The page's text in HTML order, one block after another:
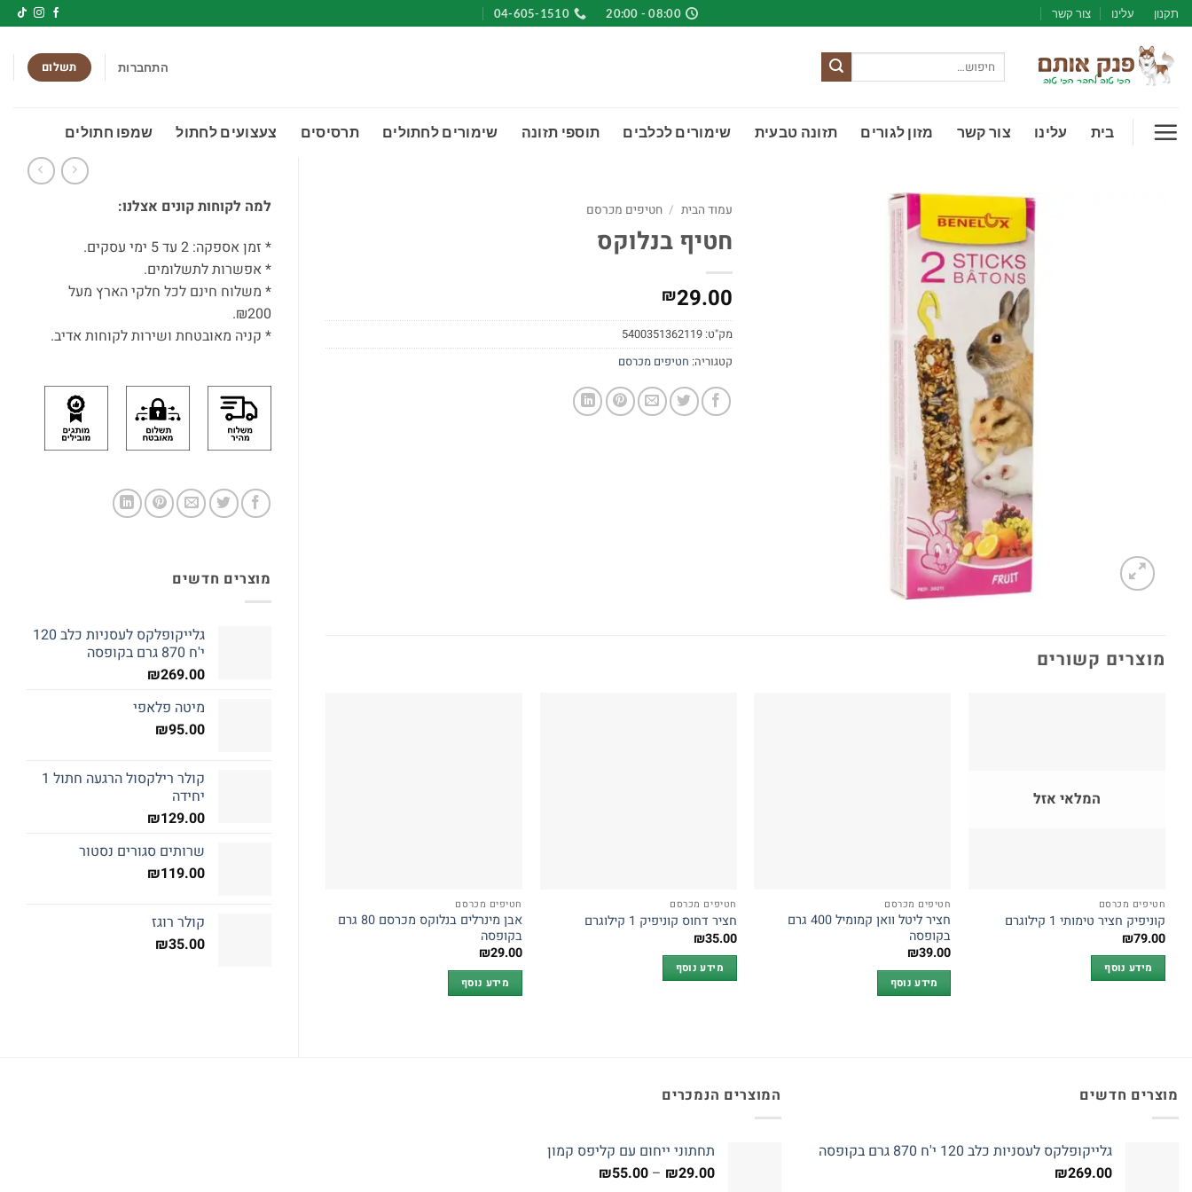
Skip
to
content
תקנון עלינו צור קשר 08:00 - 20:00
04-605-1510
עבור:
התחברות תשלום
בית עלינו צור קשר מזון לגורים תזונה טבעית שימורים לכלבים תוספי תזונה שימורים לחתולים תרסיסים צעצועים לחתול שמפו חתולים
למה לקוחות קונים אצלנו:
* זמן אספקה: 2 עד 5 ימי עסקים.
* אפשרות לתשלומים.
* משלוח חינם לכל חלקי הארץ מעל
₪200.
* קניה מאובטחת ושירות לקוחות אדיב.
מוצרים חדשים
גלייקופלקס לעסניות כלב 120
י'ח 870 גרם בקופסה
₪269.00
מיטה פלאפי
₪95.00
קולר רילקסול הרגעה חתול 1
יחידה
₪129.00
שרותים סגורים נסטור
₪119.00
קולר רוגז
₪35.00
עמוד הבית / חטיפים מכרסם
חטיף בנלוקס
₪29.00
מק"ט:5400351362119
קטגוריה: חטיפים מכרסם
מוצרים קשורים
המלאי אזל
חטיפים מכרסם
קוניפיק חציר טימותי 1 קילוגרם
₪79.00
מידע נוסף
חטיפים מכרסם
חציר ליטל וואן קמומיל 400 גרם
בקופסה
₪39.00
מידע נוסף
חטיפים מכרסם
חציר דחוס קוניפיק 1 קילוגרם
₪35.00
מידע נוסף
חטיפים מכרסם
אבן מינרלים בנלוקס מכרסם 80 גרם
בקופסה
₪29.00
מידע נוסף
מוצרים חדשים
גלייקופלקס לעסניות כלב 120 י'ח 870 גרם בקופסה
₪269.00
המוצרים הנמכרים
תחתוני ייחום עם קליפס קמון
₪29.00
–
₪55.00